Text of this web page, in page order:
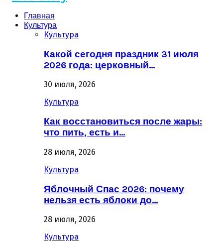
Главная
Культура
Культура
Какой сегодня праздник 31 июля
2026 года: церковный…
30 июля, 2026
Культура
Как восстановиться после жары:
что пить, есть и…
28 июля, 2026
Культура
Яблочный Спас 2026: почему
нельзя есть яблоки до…
28 июля, 2026
Культура